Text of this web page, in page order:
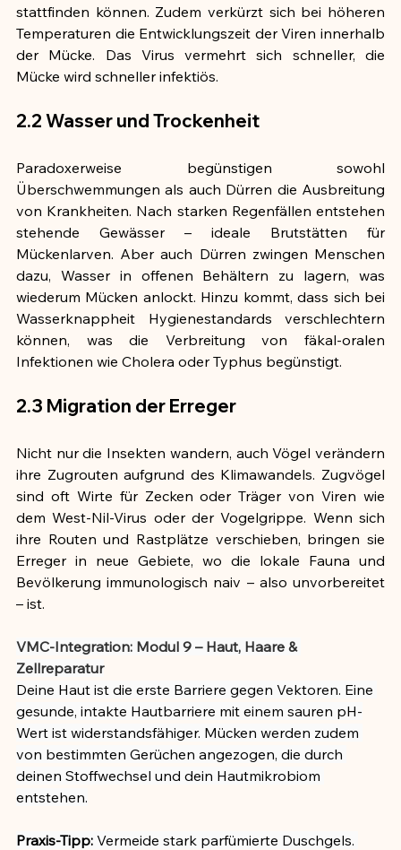
stattfinden können. Zudem verkürzt sich bei höheren
Temperaturen die Entwicklungszeit der Viren innerhalb
der Mücke. Das Virus vermehrt sich schneller, die
Mücke wird schneller infektiös.
2.2 Wasser und Trockenheit
Paradoxerweise begünstigen sowohl
Überschwemmungen als auch Dürren die Ausbreitung
von Krankheiten. Nach starken Regenfällen entstehen
stehende Gewässer – ideale Brutstätten für
Mückenlarven. Aber auch Dürren zwingen Menschen
dazu, Wasser in offenen Behältern zu lagern, was
wiederum Mücken anlockt. Hinzu kommt, dass sich bei
Wasserknappheit Hygienestandards verschlechtern
können, was die Verbreitung von fäkal-oralen
Infektionen wie Cholera oder Typhus begünstigt.
2.3 Migration der Erreger
Nicht nur die Insekten wandern, auch Vögel verändern
ihre Zugrouten aufgrund des Klimawandels. Zugvögel
sind oft Wirte für Zecken oder Träger von Viren wie
dem West-Nil-Virus oder der Vogelgrippe. Wenn sich
ihre Routen und Rastplätze verschieben, bringen sie
Erreger in neue Gebiete, wo die lokale Fauna und
Bevölkerung immunologisch naiv – also unvorbereitet
– ist.
VMC-Integration: Modul 9 – Haut, Haare &
Zellreparatur
Deine Haut ist die erste Barriere gegen Vektoren. Eine
gesunde, intakte Hautbarriere mit einem sauren pH-
Wert ist widerstandsfähiger. Mücken werden zudem
von bestimmten Gerüchen angezogen, die durch
deinen Stoffwechsel und dein Hautmikrobiom
entstehen.
Praxis-Tipp: Vermeide stark parfümierte Duschgels.